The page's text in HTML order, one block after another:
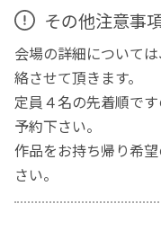
その他注意事
会場の詳細について
絡させて頂きます。
定員４名の先着順で
予約下さい。
作品をお持ち帰り希
さい。